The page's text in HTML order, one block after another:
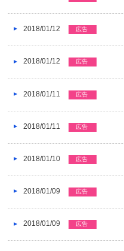
2018/01/12 広告
2018/01/12 広告
2018/01/11 広告
2018/01/11 広告
2018/01/10 広告
2018/01/09 広告
2018/01/09 広告